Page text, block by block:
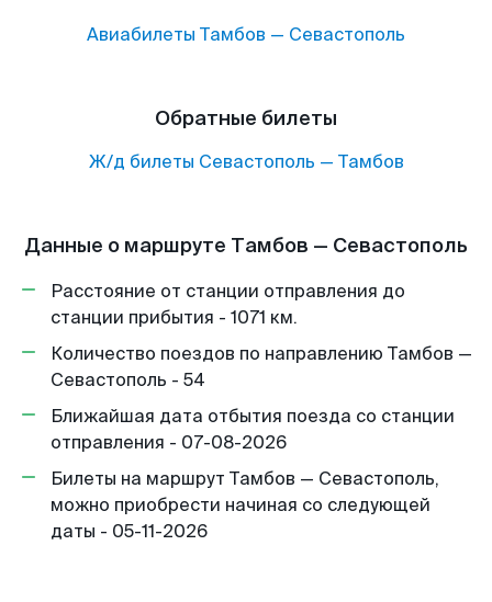
Авиабилеты Тамбов — Севастополь
Обратные билеты
Ж/д билеты Севастополь — Тамбов
Данные о маршруте Тамбов — Севастополь
Расстояние от станции отправления до
станции прибытия - 1071 км.
Количество поездов по направлению Тамбов —
Севастополь - 54
Ближайшая дата отбытия поезда со станции
отправления - 07-08-2026
Билеты на маршрут Тамбов — Севастополь,
можно приобрести начиная со следующей
даты - 05-11-2026